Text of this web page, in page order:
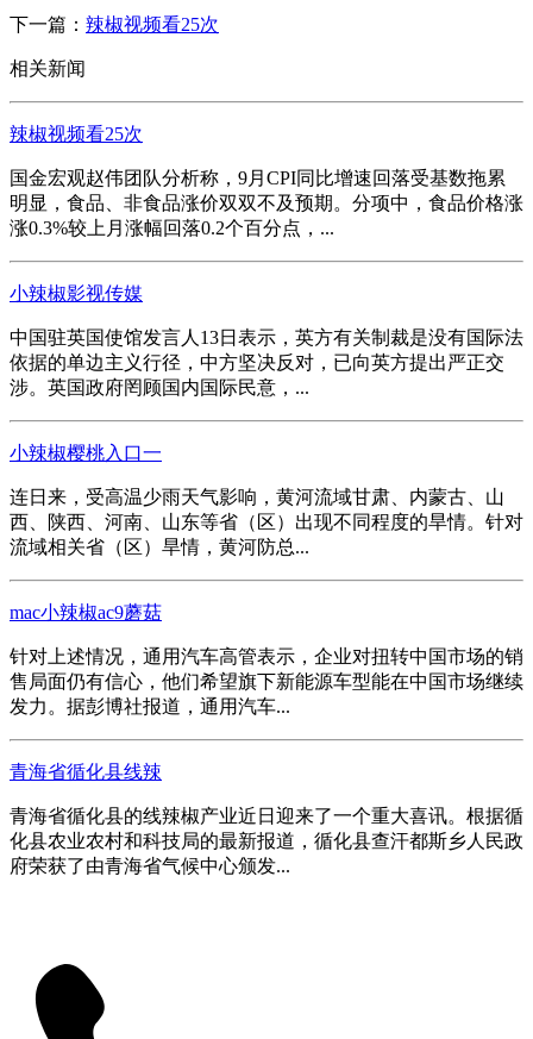
下一篇： 辣椒视频看25次
相关新闻
辣椒视频看25次
国金宏观赵伟团队分析称，9月CPI同比增速回落受基数拖累
明显，食品、非食品涨价双双不及预期。分项中，食品价格涨
涨0.3%较上月涨幅回落0.2个百分点，...
小辣椒影视传媒
中国驻英国使馆发言人13日表示，英方有关制裁是没有国际法
依据的单边主义行径，中方坚决反对，已向英方提出严正交
涉。英国政府罔顾国内国际民意，...
小辣椒樱桃入口一
连日来，受高温少雨天气影响，黄河流域甘肃、内蒙古、山
西、陕西、河南、山东等省（区）出现不同程度的旱情。针对
流域相关省（区）旱情，黄河防总...
mac小辣椒ac9蘑菇
针对上述情况，通用汽车高管表示，企业对扭转中国市场的销
售局面仍有信心，他们希望旗下新能源车型能在中国市场继续
发力。据彭博社报道，通用汽车...
青海省循化县线辣
青海省循化县的线辣椒产业近日迎来了一个重大喜讯。根据循
化县农业农村和科技局的最新报道，循化县查汗都斯乡人民政
府荣获了由青海省气候中心颁发...